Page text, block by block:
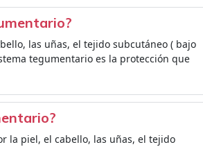
las uñas, el tejido subcutáneo ( bajo
tegumentario es la protección que
la piel, el cabello, las uñas, el tejido